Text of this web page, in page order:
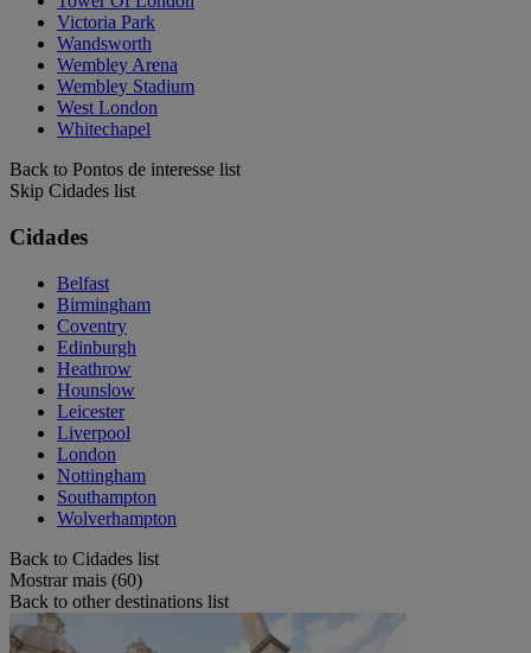
Victoria Park
Wandsworth
Wembley Arena
Wembley Stadium
West London
Whitechapel
Back to Pontos de interesse list
Skip Cidades list
Cidades
Belfast
Birmingham
Coventry
Edinburgh
Heathrow
Hounslow
Leicester
Liverpool
London
Nottingham
Southampton
Wolverhampton
Back to Cidades list
Mostrar mais (60)
Back to other destinations list